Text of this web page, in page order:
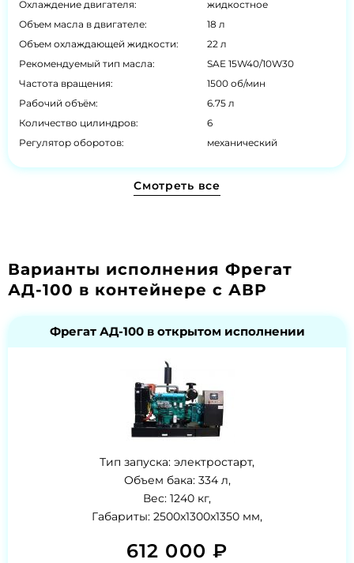
Охлаждение двигателя:
жидкостное
Объем масла в двигателе:
18 л
Объем охлаждающей жидкости:
22 л
Рекомендуемый тип масла:
SAE 15W40/10W30
Частота вращения:
1500 об/мин
Рабочий объём:
6.75 л
Количество цилиндров:
6
Регулятор оборотов:
механический
Смотреть все
Варианты исполнения Фрегат
АД-100 в контейнере с АВР
Фрегат АД-100 в открытом исполнении
Тип запуска: электростарт,
Объем бака: 334 л,
Вес: 1240 кг,
Габариты: 2500x1300x1350 мм,
612 000 ₽